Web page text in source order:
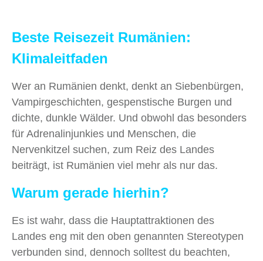
Beste Reisezeit Rumänien:
Klimaleitfaden
Wer an Rumänien denkt, denkt an Siebenbürgen,
Vampirgeschichten, gespenstische Burgen und
dichte, dunkle Wälder. Und obwohl das besonders
für Adrenalinjunkies und Menschen, die
Nervenkitzel suchen, zum Reiz des Landes
beiträgt, ist Rumänien viel mehr als nur das.
Warum gerade hierhin?
Es ist wahr, dass die Hauptattraktionen des
Landes eng mit den oben genannten Stereotypen
verbunden sind, dennoch solltest du beachten,